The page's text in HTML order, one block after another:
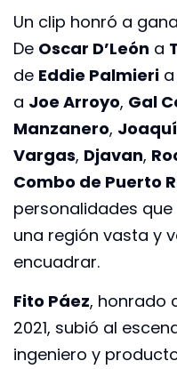
Un clip honró a
De Oscar D’León a
de Eddie Palmieri a
a Joe Arroyo, Gal
Manzanero,
Vargas, Djavan,
Combo de Puerto
personalidades
una región vasta y
encuadrar.
Fito Páez, honrado
2021, subió al
ingeniero y